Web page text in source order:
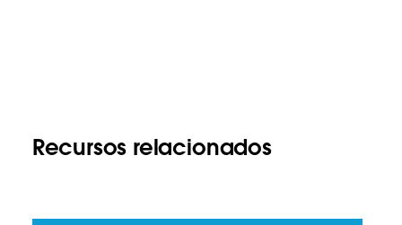
Recursos relacionados